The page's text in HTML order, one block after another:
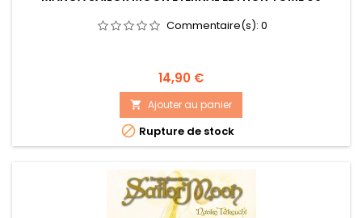
Commentaire(s): 0
Prix
14,90 €
 Ajouter au panier
 Rupture de stock